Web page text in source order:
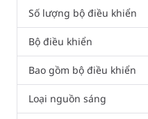
Số lượng bộ điều khiển
Bộ điều khiển
Bao gồm bộ điều khiển
Loại nguồn sáng